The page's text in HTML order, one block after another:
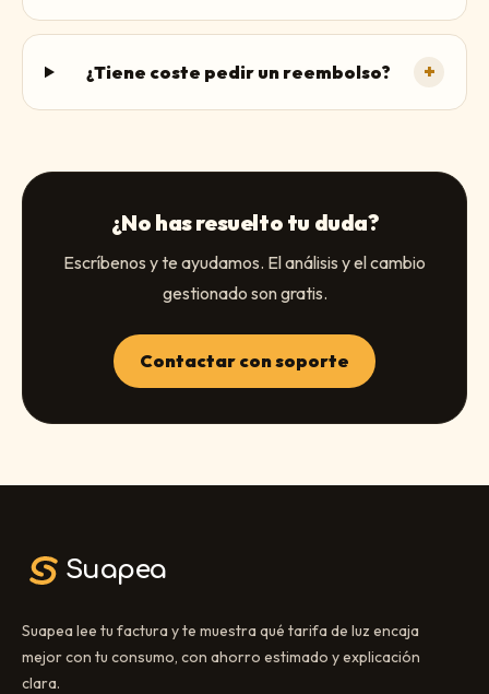
¿Tiene coste pedir un reembolso? +
¿No has resuelto tu duda?
Escríbenos y te ayudamos. El análisis y el cambio
gestionado son gratis.
Contactar con soporte
Suapea
Suapea lee tu factura y te muestra qué tarifa de luz encaja
mejor con tu consumo, con ahorro estimado y explicación
clara.